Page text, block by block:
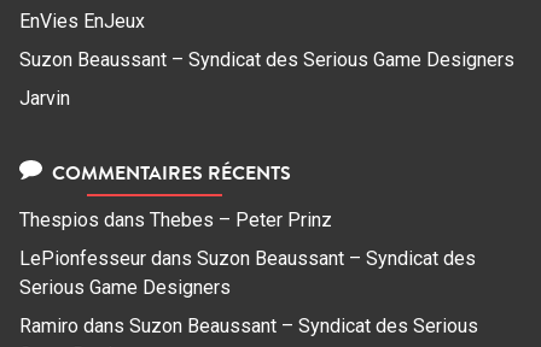
EnVies EnJeux
Suzon Beaussant – Syndicat des Serious Game Designers
Jarvin
COMMENTAIRES RÉCENTS
Thespios dans Thebes – Peter Prinz
LePionfesseur dans Suzon Beaussant – Syndicat des
Serious Game Designers
Ramiro dans Suzon Beaussant – Syndicat des Serious